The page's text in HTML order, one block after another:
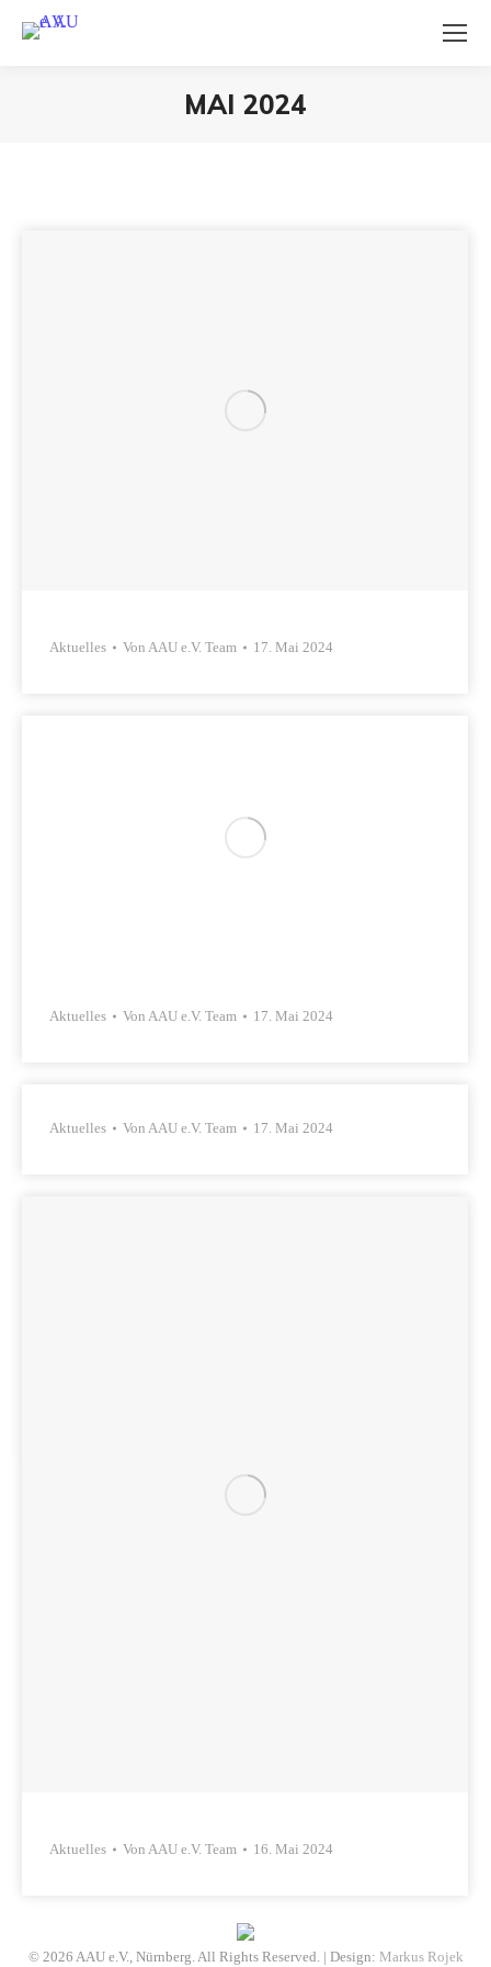
MAI 2024
Aktuelles Von AAU e.V. Team 17. Mai 2024
Aktuelles Von AAU e.V. Team 17. Mai 2024
Aktuelles Von AAU e.V. Team 17. Mai 2024
Aktuelles Von AAU e.V. Team 16. Mai 2024
© 2026 AAU e.V., Nürnberg. All Rights Reserved. | Design: Markus Rojek